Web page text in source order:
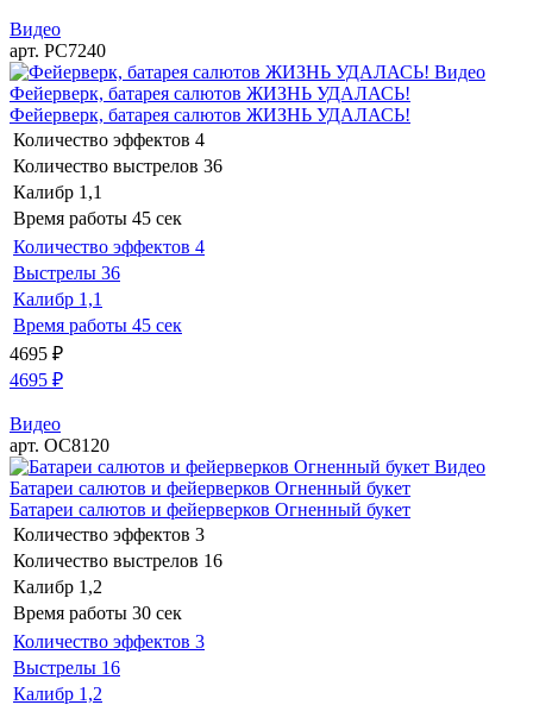
Видео
арт. РС7240
Видео
Фейерверк, батарея салютов ЖИЗНЬ УДАЛАСЬ!
Фейерверк, батарея салютов ЖИЗНЬ УДАЛАСЬ!
Количество эффектов 4
Количество выстрелов 36
Калибр 1,1
Время работы 45 сек
Количество эффектов 4
Выстрелы 36
Калибр 1,1
Время работы 45 сек
4695 ₽
4695 ₽
Видео
арт. ОС8120
Видео
Батареи салютов и фейерверков Огненный букет
Батареи салютов и фейерверков Огненный букет
Количество эффектов 3
Количество выстрелов 16
Калибр 1,2
Время работы 30 сек
Количество эффектов 3
Выстрелы 16
Калибр 1,2